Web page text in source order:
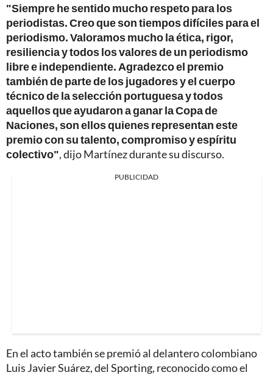
"Siempre he sentido mucho respeto para los
periodistas. Creo que son tiempos difíciles para el
periodismo. Valoramos mucho la ética, rigor,
resiliencia y todos los valores de un periodismo
libre e independiente. Agradezco el premio
también de parte de los jugadores y el cuerpo
técnico de la selección portuguesa y todos
aquellos que ayudaron a ganar la Copa de
Naciones, son ellos quienes representan este
premio con su talento, compromiso y espíritu
colectivo", dijo Martínez durante su discurso.
PUBLICIDAD
En el acto también se premió al delantero colombiano
Luis Javier Suárez, del Sporting, reconocido como el